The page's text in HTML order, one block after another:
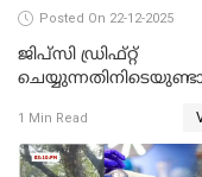
Posted On 22-12-2025
ജിപ്സി ഡ്രിഫ്റ്റ്
ദാരുണാന്ത്യം; ജീപ്സി
ഓടിച്ചയാൾ അറസ്റ്റിൽ.
1 Min Read